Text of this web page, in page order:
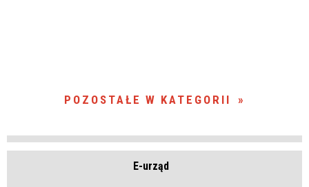
POZOSTAŁE W KATEGORII
E-urząd